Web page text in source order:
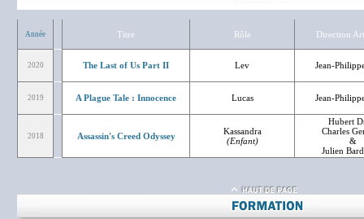
Année Titre Rôle Direction
2020 The Last of Us Part II Lev Jean-
2019 A Plague Tale : Innocence Lucas Jean-
2018 Assassin's Creed Odyssey
Kassandra
(Enfant)
Hubert
Charles
&
Julien